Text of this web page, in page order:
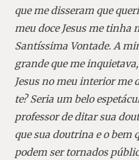
que me disseram que
meu doce Jesus me tinha
Santíssima Vontade. A
grande que me
Jesus no meu interior me
te? Seria um belo
professor de ditar sua
que sua doutrina e o bem
podem ser tornados